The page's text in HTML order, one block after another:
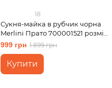
18
Сукня-майка в рубчик чорна
Merlini Прато 700001521 розмір
2XL-3XL
999 грн 1 899 грн
Купити